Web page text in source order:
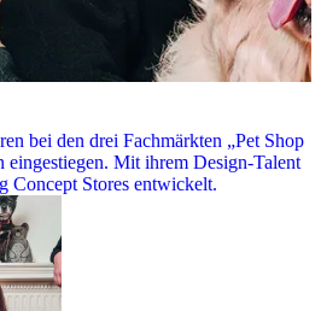
bei den drei Fachmärkten „Pet Shop
eingestiegen. Mit ihrem Design-Talent
Concept Stores entwickelt.